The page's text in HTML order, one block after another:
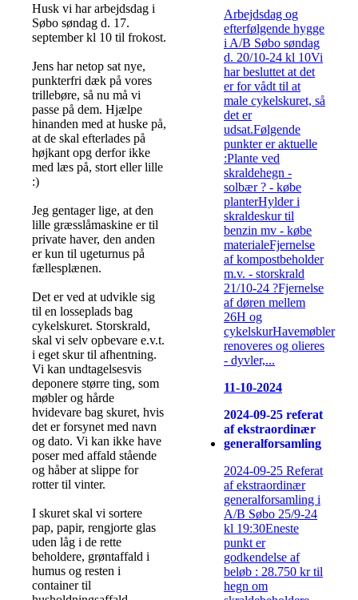
Husk vi har arbejdsdag i
Søbo søndag d. 17.
september kl 10 til frokost.
Jens har netop sat nye,
punkterfri dæk på vores
trillebøre, så nu må vi
passe på dem. Hjælpe
hinanden med at huske på,
at de skal efterlades på
højkant opg derfor ikke
med læs på, stort eller lille
:)
Jeg gentager lige, at den
lille græsslåmaskine er til
private haver, den anden
er kun til ugeturnus på
fællesplænen.
Det er ved at udvikle sig
til en losseplads bag
cykelskuret. Storskrald,
skal vi selv opbevare e.v.t.
i eget skur til afhentning.
Vi kan undtagelsesvis
deponere større ting, som
møbler og hårde
hvidevare bag skuret, hvis
det er forsynet med navn
og dato. Vi kan ikke have
poser med affald stående
og håber at slippe for
rotter til vinter.
I skuret skal vi sortere
pap, papir, rengjorte glas
uden låg i de rette
beholdere, grøntaffald i
humus og resten i
container til
Arbejdsdag og
efterfølgende hygge
i A/B Søbo søndag
d. 20/10-24 kl 10Vi
har besluttet at det
er for vådt til at
male cykelskuret, så
det er
udsat.Følgende
punkter er aktuelle
:Plante ved
skraldehegn -
solbær ? - købe
planterHylder i
skraldeskur til
benzin mv - købe
materialeFjernelse
af kompostbeholder
m.v. - storskrald
21/10-24 ?Fjernelse
af døren mellem
26H og
cykelskurHavemøbler
renoveres og olieres
- dyvler,...
11-10-2024
2024-09-25 referat
af ekstraordinær
generalforsamling
2024-09-25 Referat
af ekstraordinær
generalforsamling i
A/B Søbo 25/9-24
kl 19:30Eneste
punkt er
godkendelse af
beløb : 28.750 kr til
hegn om